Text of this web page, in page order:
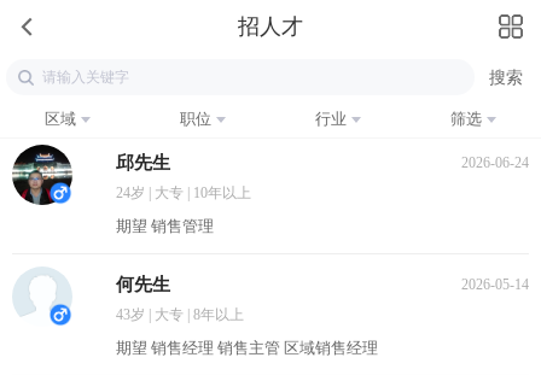
招人才
区域 职位 行业 筛选
邱先生
2026-06-24
24岁 | 大专 | 10年以上
期望 销售管理
何先生
2026-05-14
43岁 | 大专 | 8年以上
期望 销售经理 销售主管 区域销售经理